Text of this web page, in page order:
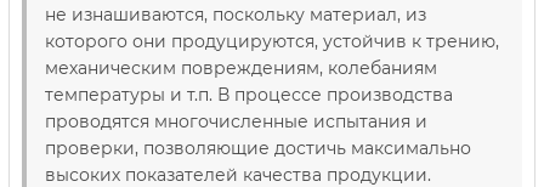
не изнашиваются, поскольку материал, из
которого они продуцируются, устойчив к трению,
механическим повреждениям, колебаниям
температуры и т.п. В процессе производства
проводятся многочисленные испытания и
проверки, позволяющие достичь максимально
высоких показателей качества продукции.